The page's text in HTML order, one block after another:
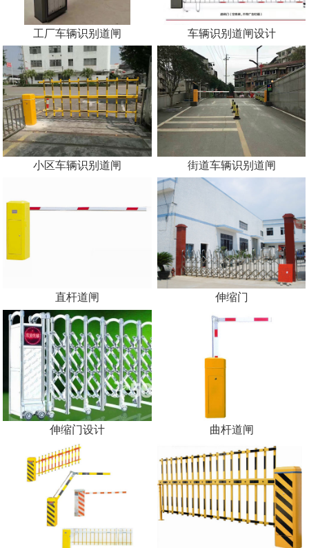
工厂车辆识别道闸 车辆识别道闸设计
小区车辆识别道闸 街道车辆识别道闸
直杆道闸 伸缩门
伸缩门设计 曲杆道闸